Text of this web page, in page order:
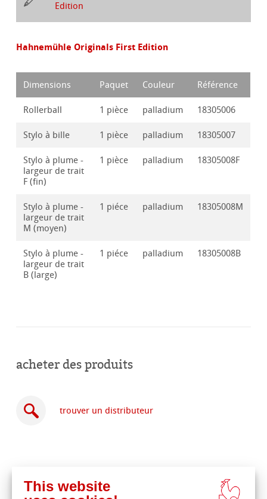
Edition
Hahnemühle Originals First Edition
Dimensions Paquet Couleur Référence
Rollerball 1 pièce palladium 18305006
Stylo à bille 1 pièce palladium 18305007
Stylo à plume -
largeur de trait
F (fin)
1 pièce palladium 18305008F
Stylo à plume -
largeur de trait
M (moyen)
1 piéce palladium 18305008M
Stylo à plume -
largeur de trait
B (large)
1 piéce palladium 18305008B
acheter des produits
trouver un distributeur
acheter
This website